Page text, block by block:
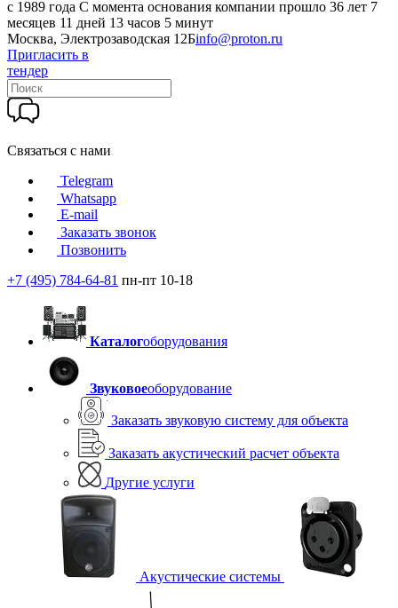
c 1989 года С момента основания компании прошло 36 лет 7
месяцев 11 дней 13 часов 5 минут
Москва, Электрозаводская 12Бinfo@proton.ru
Пригласить в
тендер
Связаться с нами
Telegram
Whatsapp
E-mail
Заказать звонок
Позвонить
+7 (495) 784-64-81 пн-пт 10-18
Каталогоборудования
Звуковоеоборудование
Заказать звуковую систему для объекта
Заказать акустический расчет объекта
Другие услуги
Акустические системы